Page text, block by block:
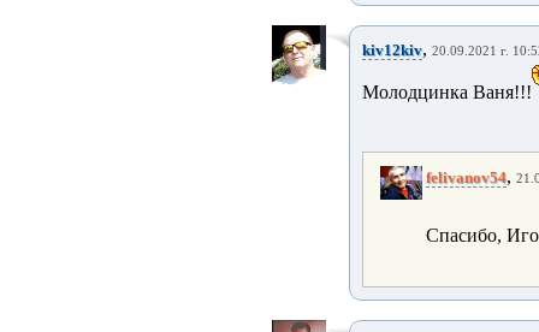
kiv12kiv, 20.09.2021 г.
Молодцинка Ваня!!!
felivanov54,
Спасибо,